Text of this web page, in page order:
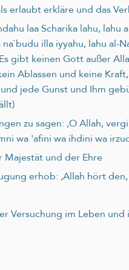
erlaubt erkläre und das
laa Scharika lahu, lahu
illa iyyahu, lahu al-
gibt keinen Gott außer
Ablassen und keine
jede Gunst und Ihm
zu sagen: ‚O Allah,
wa 'afini wa ihdini wa
und der Ehre
erhob: ‚Allah hört
Versuchung im Leben